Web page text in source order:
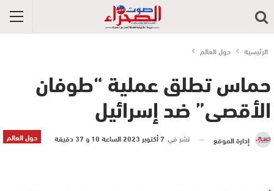
الرئيسية حول العالم
حماس تطلق عملية “طوفان
الأقصى” ضد إسرائيل
حول العالم إدارة الموقع نشر في 7 أكتوبر 2023 الساعة 10 و 37 دقيقة